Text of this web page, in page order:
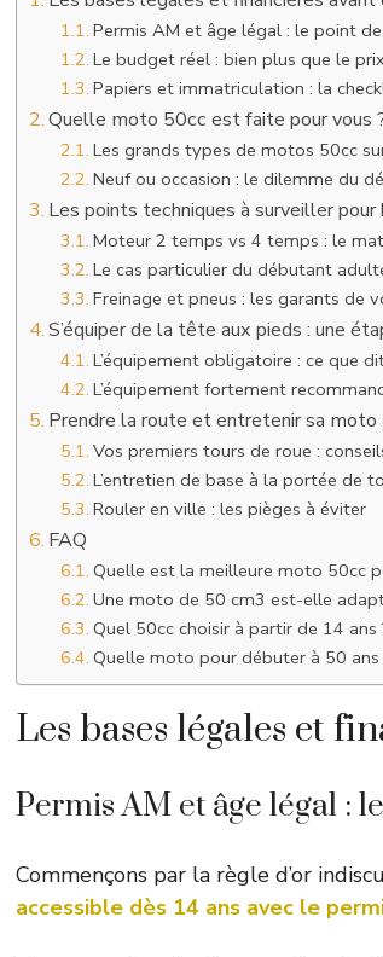
Permis AM et âge légal : le point
Le budget réel : bien plus que le
Papiers et immatriculation : la
Quelle moto 50cc est faite pour vous
Les grands types de motos 50cc
Neuf ou occasion : le dilemme du
Les points techniques à surveiller pour
Moteur 2 temps vs 4 temps : le
Le cas particulier du débutant
Freinage et pneus : les garants de
S’équiper de la tête aux pieds : une
L’équipement obligatoire : ce que
L’équipement fortement
Prendre la route et entretenir sa moto
Vos premiers tours de roue :
L’entretien de base à la portée de
Rouler en ville : les pièges à éviter
FAQ
Quelle est la meilleure moto 50cc
Une moto de 50 cm3 est-elle
Quel 50cc choisir à partir de 14 ans
Quelle moto pour débuter à 50 ans
Les bases légales et
Permis AM et âge légal :
Commençons par la règle d’or
accessible dès 14 ans avec le